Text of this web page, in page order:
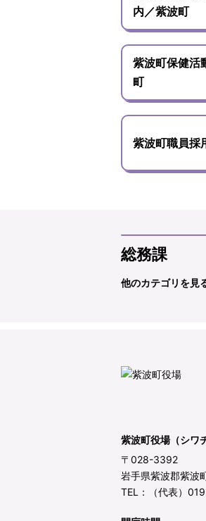
内／紫波町
紫波町保健活
町
紫波町職員採
総務課
他のカテゴリを見
紫波町役場（シワ
〒028-3392
岩手県紫波郡紫波
TEL：（代表）